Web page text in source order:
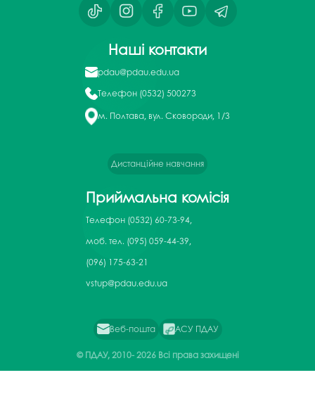
Наші контакти
pdau@pdau.edu.ua
Телефон (0532) 500273
м. Полтава, вул. Сковороди, 1/3
Дистанційне навчання
Приймальна комісія
Телефон (0532) 60-73-94,
моб. тел. (095) 059-44-39,
(096) 175-63-21
vstup@pdau.edu.ua
Веб-пошта АСУ ПДАУ
© ПДАУ, 2010-2026 Всі права захищені